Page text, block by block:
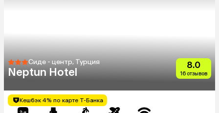
Сиде - центр, Турция
Neptun Hotel
8.0
16 отзывов
Кешбэк 4% по карте Т-Банка